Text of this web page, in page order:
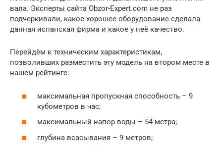
вала. Эксперты сайта Obzor-Expert.com не раз
подчеркивали, какое хорошее оборудование сделала
данная испанская фирма и какое у неё качество.
Перейдём к техническим характеристикам,
позволивших разместить эту модель на втором месте в
нашем рейтинге:
максимальная пропускная способность – 9
кубометров в час;
максимальный напор воды – 54 метра;
глубина всасывания – 9 метров;